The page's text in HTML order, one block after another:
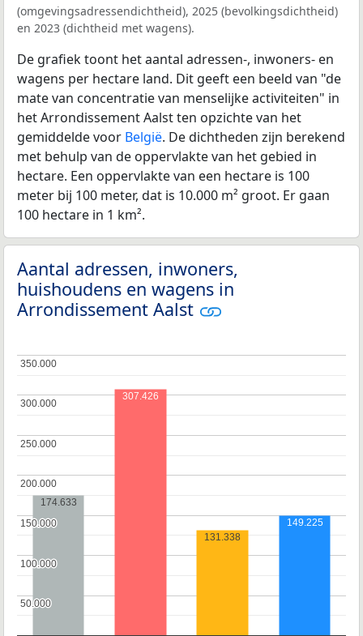
(omgevingsadressendichtheid), 2025 (bevolkingsdichtheid)
en 2023 (dichtheid met wagens).
De grafiek toont het aantal adressen-, inwoners- en
wagens per hectare land. Dit geeft een beeld van "de
mate van concentratie van menselijke activiteiten" in
het Arrondissement Aalst ten opzichte van het
gemiddelde voor België. De dichtheden zijn berekend
met behulp van de oppervlakte van het gebied in
hectare. Een oppervlakte van een hectare is 100
meter bij 100 meter, dat is 10.000 m² groot. Er gaan
100 hectare in 1 km².
Aantal adressen, inwoners,
huishoudens en wagens in
Arrondissement Aalst
50.000
50.000
100.000
100.000
150.000
150.000
200.000
200.000
250.000
250.000
300.000
300.000
350.000
350.000
174.633
307.426
131.338
149.225